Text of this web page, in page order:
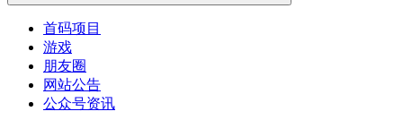
首码项目
游戏
朋友圈
网站公告
公众号资讯